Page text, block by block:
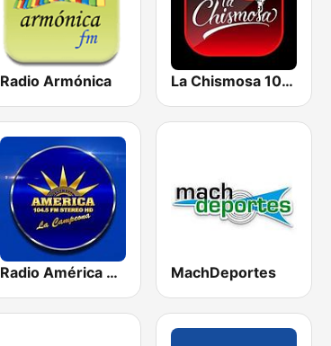
Radio Armónica La Chismosa 104.1
Radio América Estereo MachDeportes